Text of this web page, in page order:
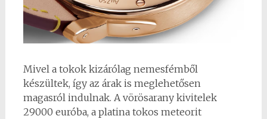
Mivel a tokok kizárólag nemesfémből
készültek, így az árak is meglehetősen
magasról indulnak. A vörösarany kivitelek
29000 euróba, a platina tokos meteorit